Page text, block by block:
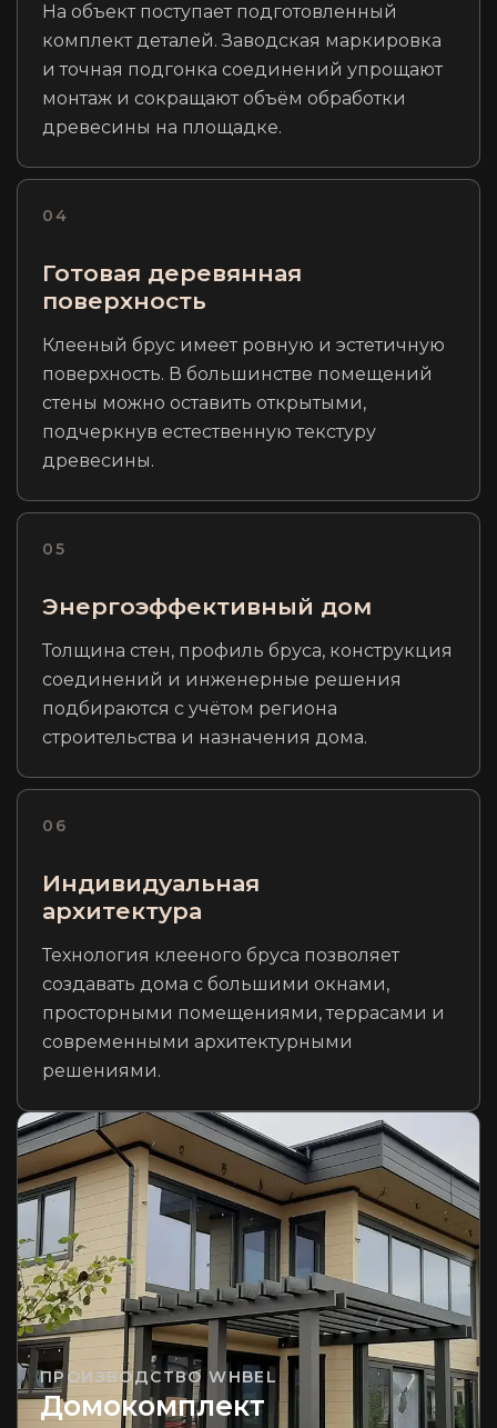
На объект поступает подготовленный
комплект деталей. Заводская маркировка
и точная подгонка соединений упрощают
монтаж и сокращают объём обработки
древесины на площадке.
04
Готовая деревянная
поверхность
Клееный брус имеет ровную и эстетичную
поверхность. В большинстве помещений
стены можно оставить открытыми,
подчеркнув естественную текстуру
древесины.
05
Энергоэффективный дом
Толщина стен, профиль бруса, конструкция
соединений и инженерные решения
подбираются с учётом региона
строительства и назначения дома.
06
Индивидуальная
архитектура
Технология клееного бруса позволяет
создавать дома с большими окнами,
просторными помещениями, террасами и
современными архитектурными
решениями.
ПРОИЗВОДСТВО WHBEL
Домокомплект